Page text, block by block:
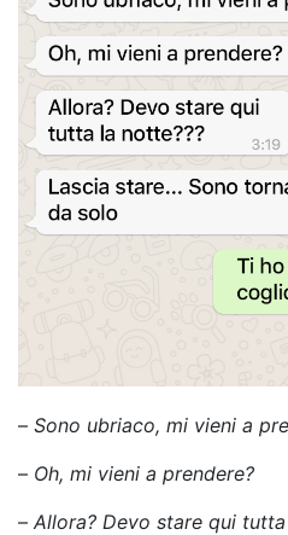
– Sono ubriaco, mi vieni a
– Oh, mi vieni a prendere?
– Allora? Devo stare qui